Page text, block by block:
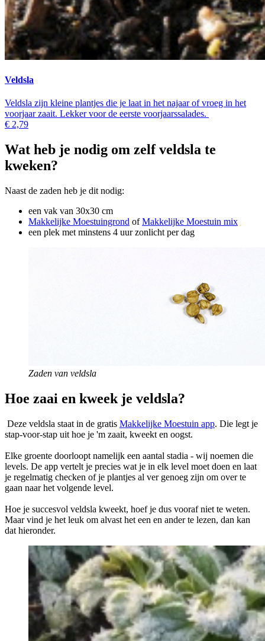
Veldsla
Veldsla zijn kleine plantjes die je laat in het najaar of vroeg in het
voorjaar zaait. Lekker voor de eerste voorjaarssalades.
€ 2,79
Wat heb je nodig om zelf veldsla te
kweken?
Naast de zaden heb je dit nodig:
een vak van 30x30 cm
Makkelijke Moestuingrond ofMakkelijke Moestuin mix
een plek met minstens 4 uur zonlicht per dag
Zaden van veldsla
Hoe zaai en kweek je veldsla?
Deze veldsla staat in de gratis Makkelijke Moestuin app. Die legt je
stap-voor-stap uit hoe je 'm zaait, kweekt en oogst.
Elke groente doorloopt namelijk een aantal stadia - wij noemen die
levels. De app vertelt je precies wat je in elk level moet doen en laat
je regelmatig checken of je plantjes al ver genoeg zijn om over te
gaan naar het volgende level.
Hoe je succesvol veldsla kweekt, hoef je dus vooraf niet te weten.
Maar vind je het leuk om alvast het een en ander te lezen, dan kan
dat hieronder.